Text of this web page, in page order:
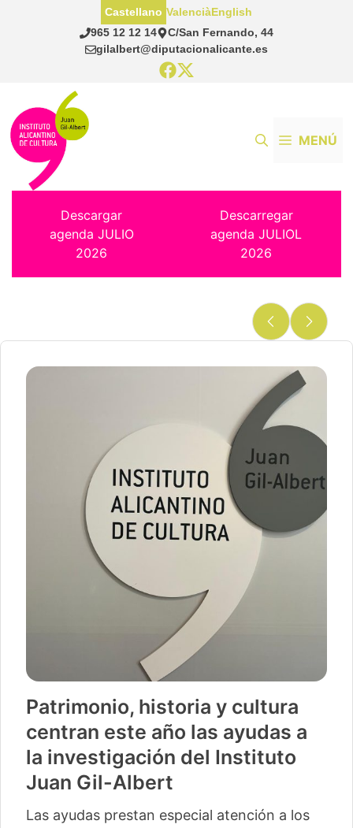
965 12 12 14
C/San Fernando, 44
gilalbert@diputacionalicante.es
Castellano ValenciàEnglish
MENÚ
Descargar
agenda JULIO
2026
Descarregar
agenda JULIOL
2026
Patrimonio, historia y cultura
centran este año las ayudas a
la investigación del Instituto
Juan Gil-Albert
Las ayudas prestan especial atención a los